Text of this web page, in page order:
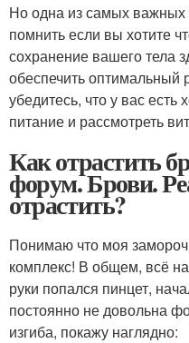
Но одна из самых
помнить если вы хотите
сохранение вашего тела
обеспечить оптимальный
убедитесь, что у вас
питание и рассмотреть
Как отрастить
форум. Брови.
отрастить?
Понимаю что моя
комплекс! В общем, всё
руки попался пинцет,
постоянно не довольна
изгиба, покажу наглядно: